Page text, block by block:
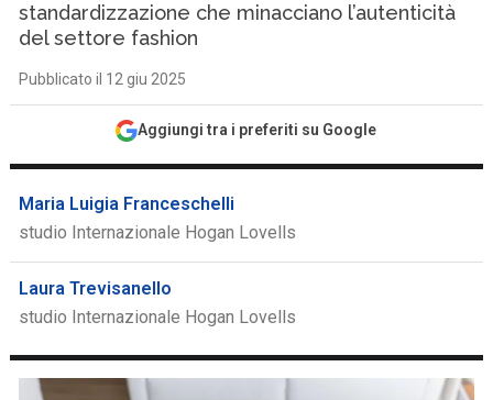
standardizzazione che minacciano l’autenticità
del settore fashion
Pubblicato il 12 giu 2025
Aggiungi tra i preferiti su Google
Maria Luigia Franceschelli
studio Internazionale Hogan Lovells
Laura Trevisanello
studio Internazionale Hogan Lovells